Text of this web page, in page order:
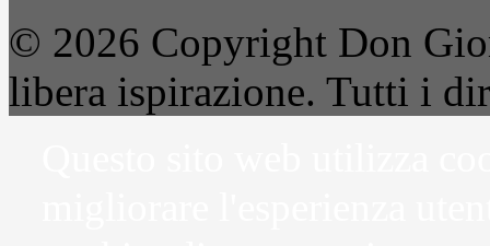
© 2026 Copyright Don
libera ispirazione. Tutti i